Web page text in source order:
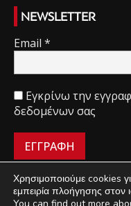
NEWSLETTER
Email *
Εγκρίνω την
δεδομένων σας
Χρησιμοποιούμε cookies
εμπειρία πλοήγησης στον